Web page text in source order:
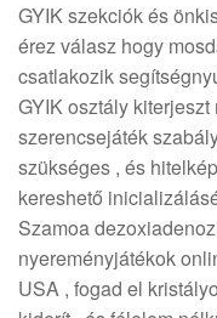
GYIK szekciók és
érez válasz hogy
csatlakozik
GYIK osztály
szerencsejáték
szükséges , és
kereshető
Szamoa
nyereményjátékok
USA , fogad el